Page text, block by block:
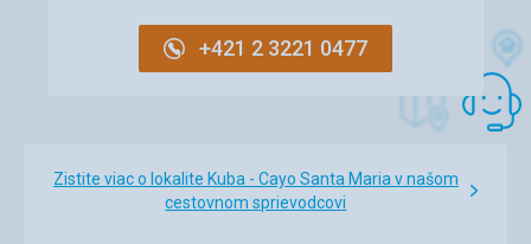
+421 2 3221 0477
Zistite viac o lokalite Kuba - Cayo Santa Maria v našom
cestovnom sprievodcovi